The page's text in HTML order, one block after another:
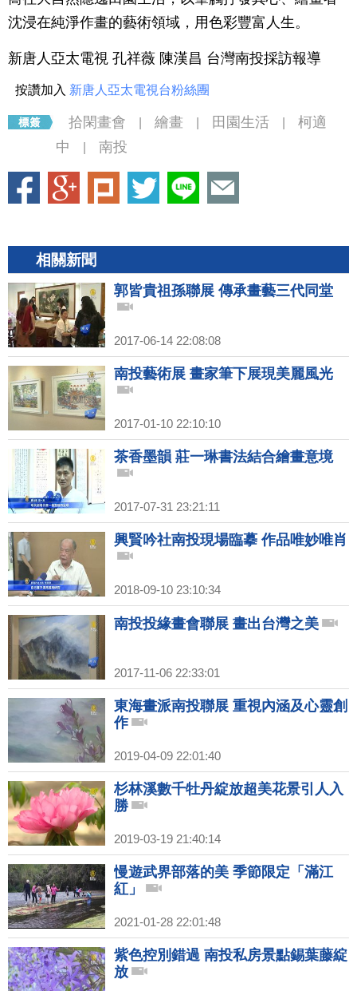
沈浸在純淨作畫的藝術領域，用色彩豐富人生。
新唐人亞太電視 孔祥薇 陳漢昌 台灣南投採訪報導
按讚加入 新唐人亞太電視台粉絲團
拾閑畫會 繪畫 田園生活
柯適
中
南投
相關新聞
郭皆貴祖孫聯展 傳承畫藝三代同堂
2017-06-14 22:08:08
南投藝術展 畫家筆下展現美麗風光
2017-01-10 22:10:10
茶香墨韻 莊一琳書法結合繪畫意境
2017-07-31 23:21:11
興賢吟社南投現場臨摹 作品唯妙唯肖
2018-09-10 23:10:34
南投投緣畫會聯展 畫出台灣之美
2017-11-06 22:33:01
東海畫派南投聯展 重視內涵及心靈創
作
2019-04-09 22:01:40
杉林溪數千牡丹綻放超美花景引人入
勝
2019-03-19 21:40:14
慢遊武界部落的美 季節限定「滿江
紅」
2021-01-28 22:01:48
紫色控別錯過 南投私房景點錫葉藤綻
放